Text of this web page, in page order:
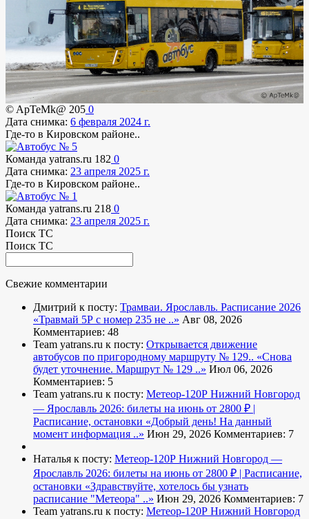
© ApTeMk@ 205 0
Дата снимка: 6 февраля 2024 г.
Где-то в Кировском районе..
Команда yatrans.ru 182 0
Дата снимка: 23 апреля 2025 г.
Где-то в Кировском районе..
Команда yatrans.ru 218 0
Дата снимка: 23 апреля 2025 г.
Поиск ТС
Поиск ТС
Свежие комментарии
Дмитрий к посту: Трамваи. Ярославль. Расписание 2026
«Травмай 5Р с номер 235 не ..» Авг 08, 2026
Комментариев: 48
Team yatrans.ru к посту: Открывается движение
автобусов по пригородному маршруту № 129.. «Снова
будет уточнение. Маршрут № 129 ..» Июл 06, 2026
Комментариев: 5
Team yatrans.ru к посту: Метеор-120Р Нижний Новгород
— Ярославль 2026: билеты на июнь от 2800 ₽ |
Расписание, остановки «Добрый день! На данный
момент информация ..» Июн 29, 2026 Комментариев: 7
Наталья к посту: Метеор-120Р Нижний Новгород —
Ярославль 2026: билеты на июнь от 2800 ₽ | Расписание,
остановки «Здравствуйте, хотелось бы узнать
расписание "Метеора" ..» Июн 29, 2026 Комментариев: 7
Team yatrans.ru к посту: Метеор-120Р Нижний Новгород